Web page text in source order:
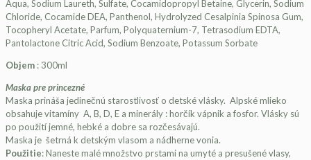
Aqua, Sodium Laureth, Sulfate, Cocamidopropyl Betaine, Glycerin, Sodium
Chloride, Cocamide DEA, Panthenol, Hydrolyzed Cesalpinia Spinosa Gum,
Tocopheryl Acetate, Parfum, Polyquaternium-7, Tetrasodium EDTA,
Pantolactone Citric Acid, Sodium Benzoate, Potassum Sorbate
Objem : 300ml
Maska pre princezné
Maska prináša jedinečnú starostlivosť o detské vlásky. Alpské mlieko
obsahuje vitamíny A, B, D, E a minerály : horčík vápnik a fosfor. Vlásky sú
po použití jemné, hebké a dobre sa rozčesávajú.
Maska je šetrná k detským vlasom a nádherne vonia.
Použitie: Naneste malé množstvo prstami na umyté a presušené vlasy,